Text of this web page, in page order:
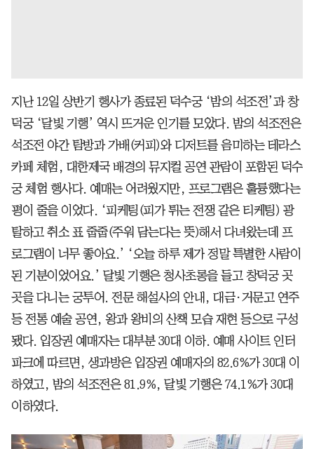
지난 12일 상반기 행사가 종료된 덕수궁 ‘밤의 석조전’과 창
덕궁 ‘달빛 기행’ 역시 뜨거운 인기를 모았다. 밤의 석조전은
석조전 야간 탐방과 가배(커피)와 디저트를 음미하는 테라스
카페 체험, 대한제국 배경의 뮤지컬 공연 관람이 포함된 덕수
궁 체험 행사다. 예매는 어려웠지만, 프로그램은 훌륭했다는
평이 줄을 이었다. ‘피케팅(피가 튀는 전쟁 같은 티케팅) 광
탈하고 취소 표 줍줍(주워 담는다는 뜻)해서 다녀왔는데 프
로그램이 너무 좋아요.’ ‘오늘 하루 제가 정말 특별한 사람이
된 기분이었어요.’ 달빛 기행은 청사초롱을 들고 창덕궁 곳
곳을 다니는 궁투어. 전문 해설사의 안내, 대금·거문고 연주
등 전통 예술 공연, 왕과 왕비의 산책 모습 재현 등으로 구성
됐다. 입장권 예매자는 대부분 30대 이하. 예매 사이트 인터
파크에 따르면, 생과방은 입장권 예매자의 82.6%가 30대 이
하였고, 밤의 석조전은 81.9%, 달빛 기행은 74.1%가 30대
이하였다.